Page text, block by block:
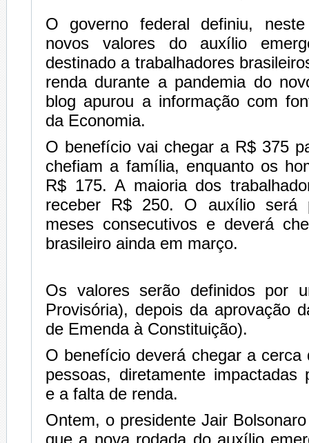
O governo federal definiu,
novos valores do auxílio
destinado a trabalhadores
renda durante a pandemia do
blog apurou a informação com
da Economia.
O benefício vai chegar a R$ 375
chefiam a família, enquanto os
R$ 175. A maioria dos
receber R$ 250. O auxílio será
meses consecutivos e deverá
brasileiro ainda em março.
Os valores serão definidos por
Provisória), depois da aprovação
de Emenda à Constituição).
O benefício deverá chegar a cerca
pessoas, diretamente impactadas
e a falta de renda.
Ontem, o presidente Jair
que a nova rodada do auxílio